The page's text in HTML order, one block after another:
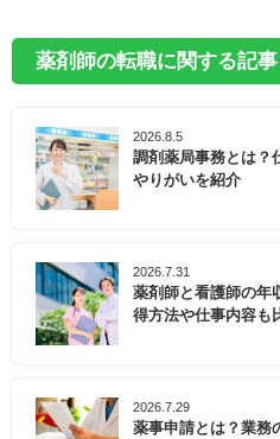
薬剤師の転職に関する記事
2026.8.5
調剤薬局事務とは？
やりがいを紹介
2026.7.31
薬剤師と看護師の年
得方法や仕事内容も
2026.7.29
薬事申請とは？業務